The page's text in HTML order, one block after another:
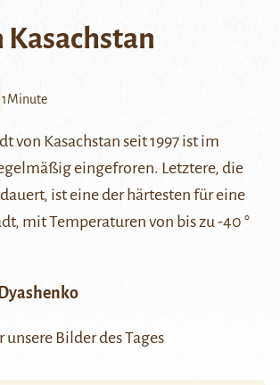
Kasachstan
1Minute
von Kasachstan seit 1997 ist im
eingefroren. Letztere, die
ist eine der härtesten für eine
mit Temperaturen von bis zu -40 °
Bilder des Tages